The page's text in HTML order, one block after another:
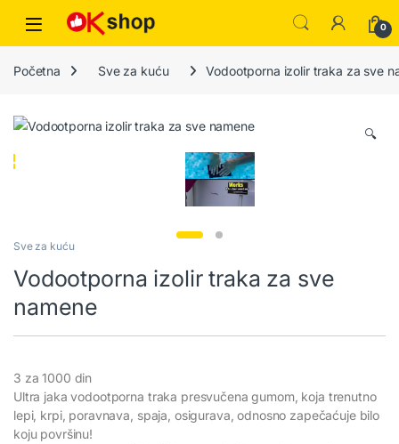
0
Početna Sve za kuću Vodootporna izolir traka za sve
🔍
Sve za kuću
Vodootporna izolir traka za sve
namene
3 za 1000 din
Ultra jaka vodootporna traka presvučena gumom, koja trenutno
lepi, krpi, poravnava, spaja, osigurava, odnosno zapečaćuje bilo
koju površinu!